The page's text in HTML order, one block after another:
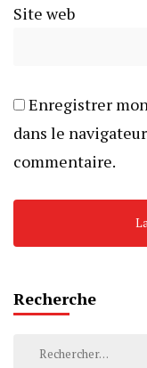
Site web
Enregistrer
dans le
commentaire.
Recherche